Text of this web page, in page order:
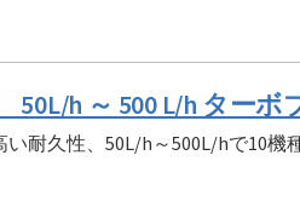
h ～ 500 L/h ター
い耐久性、50L/h～500L/hで10